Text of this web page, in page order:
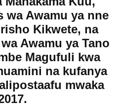
wa Awamu ya nne
Kikwete, na
Awamu ya Tano
Magufuli kwa
na kufanya
mwaka